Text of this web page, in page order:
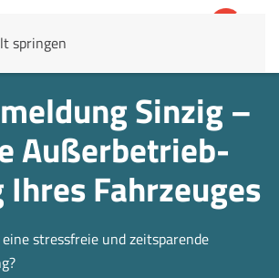
springen
Sinzig –
Außerbetrieb­
Fahrzeuges
stressfreie und zeitsparende